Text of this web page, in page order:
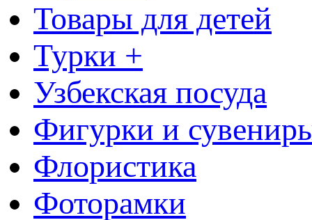
Товары для детей
Турки +
Узбекская посуда
Фигурки и
Флористика
Фоторамки